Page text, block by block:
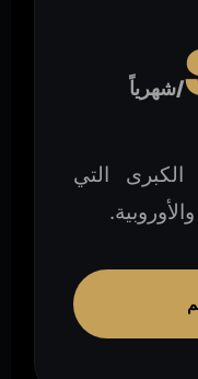
/شهرياً
الكبرى التي